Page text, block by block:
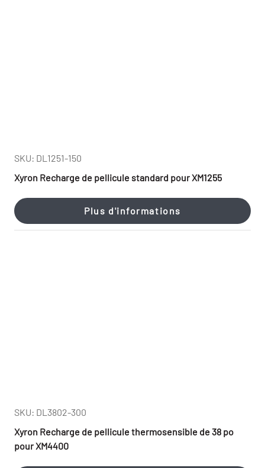
SKU: DL1251-150
Xyron Recharge de pellicule standard pour XM1255
Plus d'informations
SKU: DL3802-300
Xyron Recharge de pellicule thermosensible de 38 po
pour XM4400